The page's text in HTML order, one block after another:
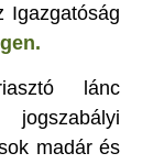
Igazgatóság
lánc
madár és